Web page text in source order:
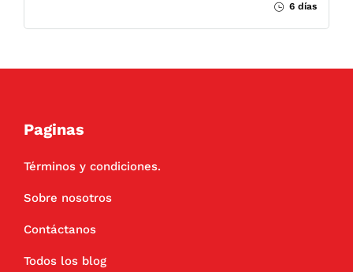
6 días
Paginas
Términos y condiciones.
Sobre nosotros
Contáctanos
Todos los blog